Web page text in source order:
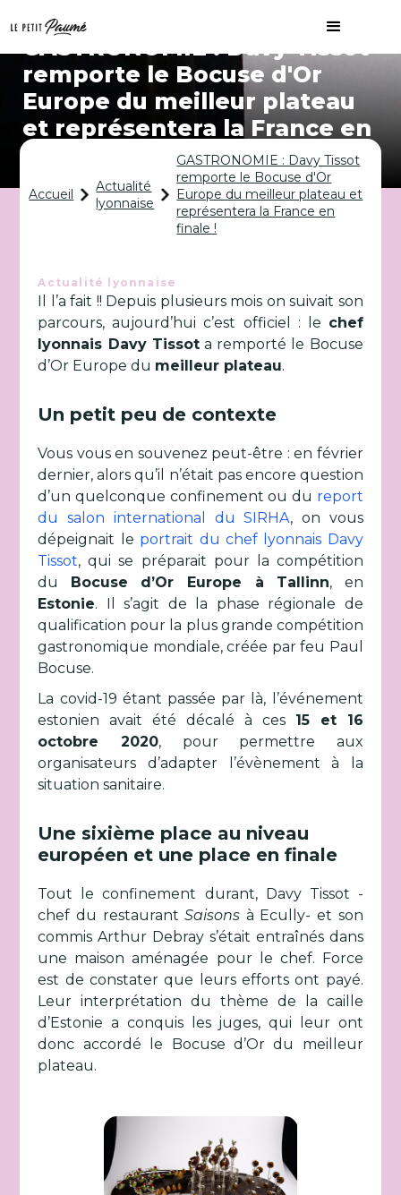
GASTRONOMIE : Davy Tissot
remporte le Bocuse d'Or
Europe du meilleur plateau
et représentera la France en
Accueil
Actualité
lyonnaise
GASTRONOMIE : Davy Tissot
remporte le Bocuse d'Or
Europe du meilleur plateau et
représentera la France en
finale !
Actualité lyonnaise
Il l’a fait !! Depuis plusieurs mois on suivait son
parcours, aujourd’hui c’est officiel : le chef
lyonnais Davy Tissota remporté le Bocuse
d’Or Europe du meilleur plateau.
Un petit peu de contexte
Vous vous en souvenez peut-être : en février
dernier, alors qu’il n’était pas encore question
d’un quelconque confinement ou du report
du salon international du SIRHA, on vous
dépeignait le portrait du chef lyonnais Davy
Tissot, qui se préparait pour la compétition
du Bocuse d’Or Europe à Tallinn, en
Estonie. Il s’agit de la phase régionale de
qualification pour la plus grande compétition
gastronomique mondiale, créée par feu Paul
Bocuse.
La covid-19 étant passée par là, l’événement
estonien avait été décalé à ces 15 et 16
octobre 2020, pour permettre aux
organisateurs d’adapter l’évènement à la
situation sanitaire.
Une sixième place au niveau
européen et une place en finale
Tout le confinement durant, Davy Tissot -
chef du restaurantSaisons à Ecully- et son
commis Arthur Debray s’était entraînés dans
une maison aménagée pour le chef. Force
est de constater que leurs efforts ont payé.
Leur interprétation du thème de la caille
d’Estonie a conquis les juges, qui leur ont
donc accordé le Bocuse d’Or du meilleur
plateau.